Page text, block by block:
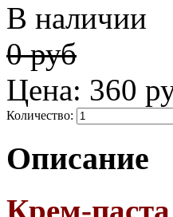
В наличии
0 руб
Цена: 360
Количество:
Описание
Крем-